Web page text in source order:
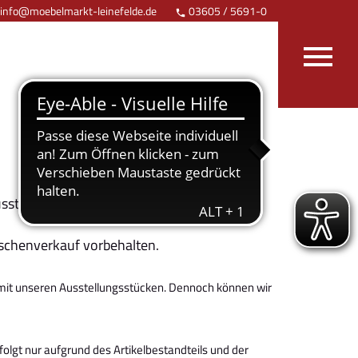
leinefelde.de  03605 / 5691-0
vorbehalten.
unseren Ausstellungsstücken. Dennoch können wir
nur aufgrund des Artikelbestandteils und der